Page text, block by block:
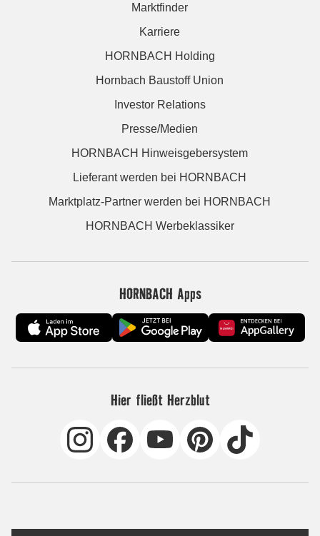
Marktfinder
Karriere
HORNBACH Holding
Hornbach Baustoff Union
Investor Relations
Presse/Medien
HORNBACH Hinweisgebersystem
Lieferant werden bei HORNBACH
Marktplatz-Partner werden bei HORNBACH
HORNBACH Werbeklassiker
HORNBACH Apps
Hier fließt Herzblut